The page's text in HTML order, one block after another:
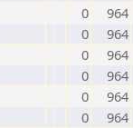
0
964
0
964
0
964
0
964
0
964
0
964